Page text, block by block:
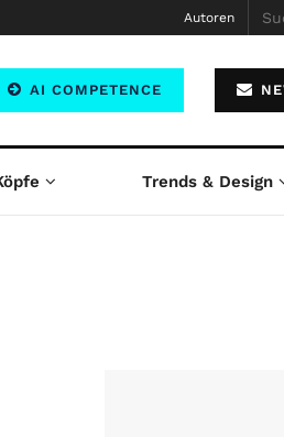
Autoren
AI COMPETENCE
Trends & Design